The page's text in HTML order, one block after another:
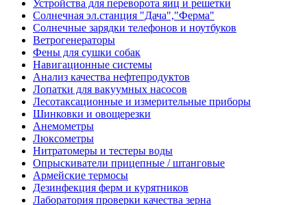
Устройства для переворота яиц и решетки
Солнечная эл.станция "Дача","Ферма"
Солнечные зарядки телефонов и ноутбуков
Ветрогенераторы
Фены для сушки собак
Навигационные системы
Анализ качества нефтепродуктов
Лопатки для вакуумных насосов
Лесотаксационные и измерительные приборы
Шинковки и овощерезки
Анемометры
Люксометры
Нитратомеры и тестеры воды
Опрыскиватели прицепные / штанговые
Армейские термосы
Дезинфекция ферм и курятников
Лаборатория проверки качества зерна